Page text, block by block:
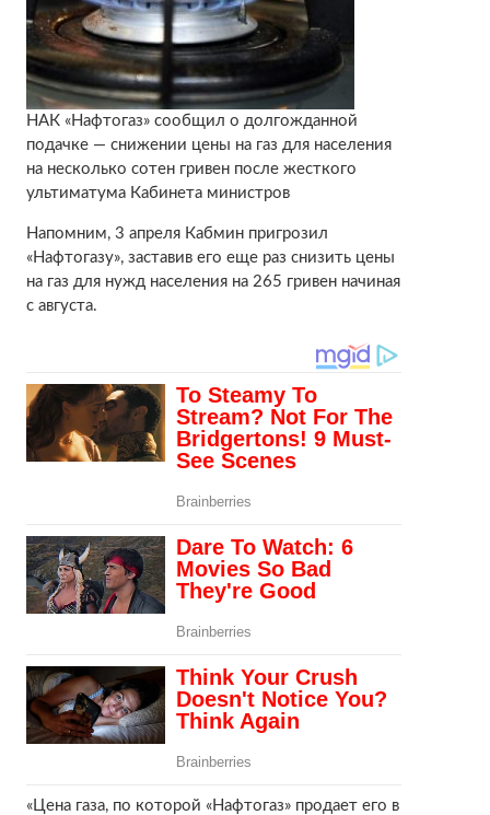
НАК «Нафтогаз» сообщил о долгожданной
подачке — снижении цены на газ для населения
на несколько сотен гривен после жесткого
ультиматума Кабинета министров
Напомним, 3 апреля Кабмин пригрозил
«Нафтогазу», заставив его еще раз снизить цены
на газ для нужд населения на 265 гривен начиная
с августа.
«Цена газа, по которой «Нафтогаз» продает его в